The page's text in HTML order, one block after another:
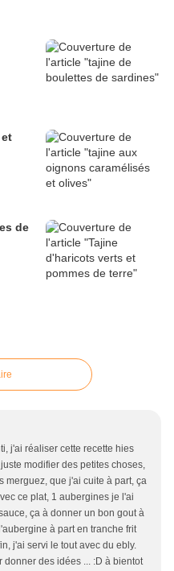
de
j'ai réaliser cette recette hies
modifier des petites choses,
merguez, que j'ai cuite à part, ça
ce plat, 1 aubergines je l'ai
ça à donner un bon gout à
à part en tranche frit
j'ai servi le tout avec du ebly.
donner des idées ... :D à bientot